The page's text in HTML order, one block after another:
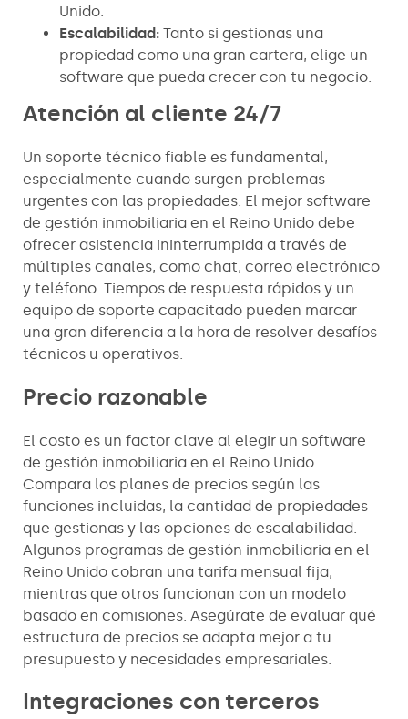
Unido.
Escalabilidad: Tanto si gestionas una
propiedad como una gran cartera, elige un
software que pueda crecer con tu negocio.
Atención al cliente 24/7
Un soporte técnico fiable es fundamental,
especialmente cuando surgen problemas
urgentes con las propiedades. El mejor software
de gestión inmobiliaria en el Reino Unido debe
ofrecer asistencia ininterrumpida a través de
múltiples canales, como chat, correo electrónico
y teléfono. Tiempos de respuesta rápidos y un
equipo de soporte capacitado pueden marcar
una gran diferencia a la hora de resolver desafíos
técnicos u operativos.
Precio razonable
El costo es un factor clave al elegir un software
de gestión inmobiliaria en el Reino Unido.
Compara los planes de precios según las
funciones incluidas, la cantidad de propiedades
que gestionas y las opciones de escalabilidad.
Algunos programas de gestión inmobiliaria en el
Reino Unido cobran una tarifa mensual fija,
mientras que otros funcionan con un modelo
basado en comisiones. Asegúrate de evaluar qué
estructura de precios se adapta mejor a tu
presupuesto y necesidades empresariales.
Integraciones con terceros